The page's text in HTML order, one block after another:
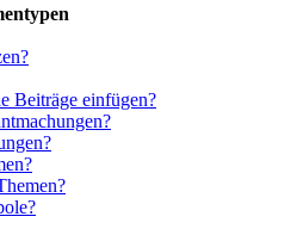
Beiträge einfügen?